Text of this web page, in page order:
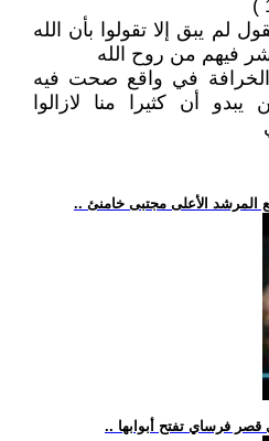
لم يبق إلا تقولوا بأن الله
فيهم من روح الله
في واقع صحت فيه
يبدو أن كثيرا منا لازالوا
المرشد الأعلى مجتبى خامنئ
قصر فرساي تفتح أبوابها